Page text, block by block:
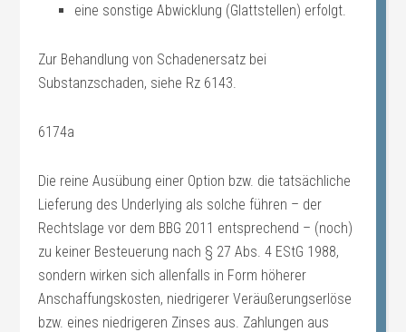
eine sonstige Abwicklung (Glattstellen) erfolgt.
Zur Behandlung von Schadenersatz bei
Substanzschaden, siehe Rz 6143.
6174a
Die reine Ausübung einer Option bzw. die tatsächliche
Lieferung des Underlying als solche führen – der
Rechtslage vor dem BBG 2011 entsprechend – (noch)
zu keiner Besteuerung nach § 27 Abs. 4 EStG 1988,
sondern wirken sich allenfalls in Form höherer
Anschaffungskosten, niedrigerer Veräußerungserlöse
bzw. eines niedrigeren Zinses aus. Zahlungen aus